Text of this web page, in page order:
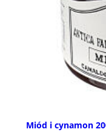
Miód i cynamon